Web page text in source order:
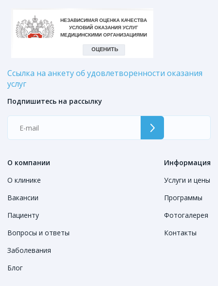
Ссылка на анкету об удовлетворенности оказания
услуг
О компании
О клинике
Вакансии
Пациенту
Вопросы и ответы
Заболевания
Блог
Информация
Услуги и цены
Программы
Фотогалерея
Контакты
Подпишитесь на рассылку